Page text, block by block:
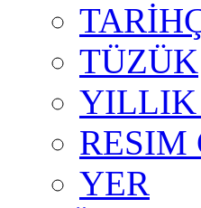
TÜZÜK
YILLIK
RESIM
YER